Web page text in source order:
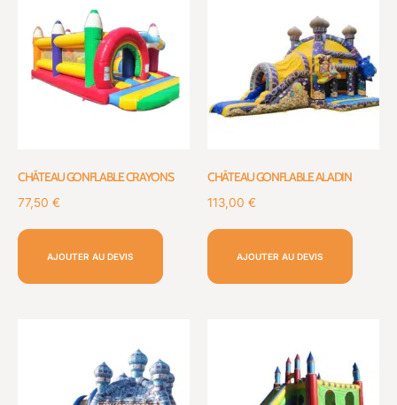
CHÂTEAU GONFLABLE CRAYONS
77,50 €
AJOUTER AU DEVIS
CHÂTEAU GONFLABLE ALADIN
113,00 €
AJOUTER AU DEVIS